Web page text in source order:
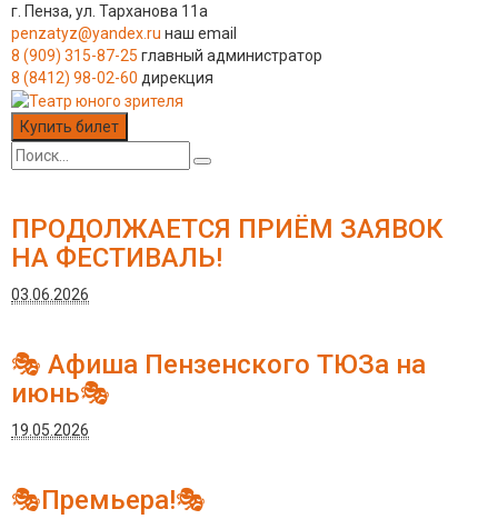
г. Пенза, ул. Тарханова 11а
penzatyz@yandex.ru наш email
8 (909) 315-87-25 главный администратор
8 (8412) 98-02-60 дирекция
Купить билет
ПРОДОЛЖАЕТСЯ ПРИЁМ ЗАЯВОК
НА ФЕСТИВАЛЬ!
03.06.2026
🎭 Афиша Пензенского ТЮЗа на
июнь🎭
19.05.2026
🎭Премьера!🎭